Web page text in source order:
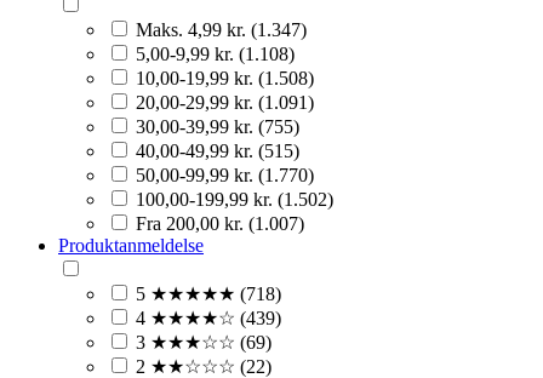
Maks. 4,99 kr. (1.347)
5,00-9,99 kr. (1.108)
10,00-19,99 kr. (1.508)
20,00-29,99 kr. (1.091)
30,00-39,99 kr. (755)
40,00-49,99 kr. (515)
50,00-99,99 kr. (1.770)
100,00-199,99 kr. (1.502)
Fra 200,00 kr. (1.007)
Produktanmeldelse
5 ★★★★★ (718)
4 ★★★★☆ (439)
3 ★★★☆☆ (69)
2 ★★☆☆☆ (22)